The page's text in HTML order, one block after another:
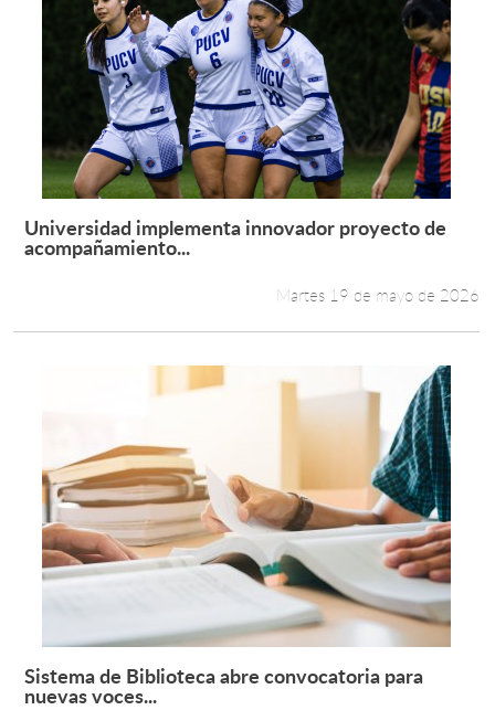
Leer más +
Universidad implementa innovador proyecto de
acompañamiento...
Martes 19 de mayo de 2026
Leer más +
Sistema de Biblioteca abre convocatoria para
nuevas voces...